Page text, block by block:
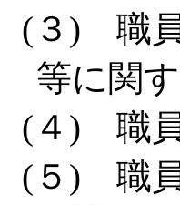
(３) 職員
等に関
(４) 職
(５) 職員